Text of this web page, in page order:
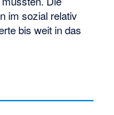
im sozial relativ
bis weit in das